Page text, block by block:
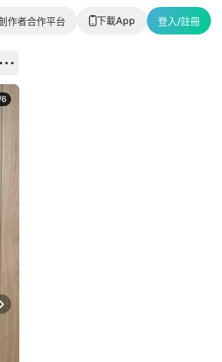
作者合作平台 下載App 登入/註冊
Next slide
6